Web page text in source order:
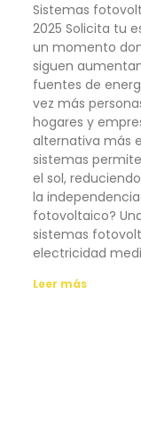
Sistemas
2025 Solicita tu
un momento
siguen
fuentes de
vez más
hogares y
alternativa más
sistemas
el sol,
la
fotovoltaico?
sistemas
electricidad
Leer más